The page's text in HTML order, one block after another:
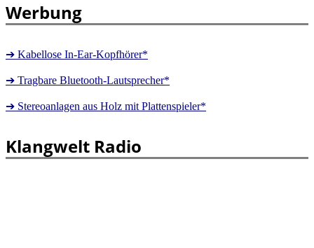
Werbung
➔ Kabellose In-Ear-Kopfhörer*
➔ Tragbare Bluetooth-Lautsprecher*
➔ Stereoanlagen aus Holz mit Plattenspieler*
Klangwelt Radio